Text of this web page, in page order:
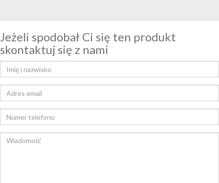
Jeżeli spodobał Ci się ten produkt
skontaktuj się z nami